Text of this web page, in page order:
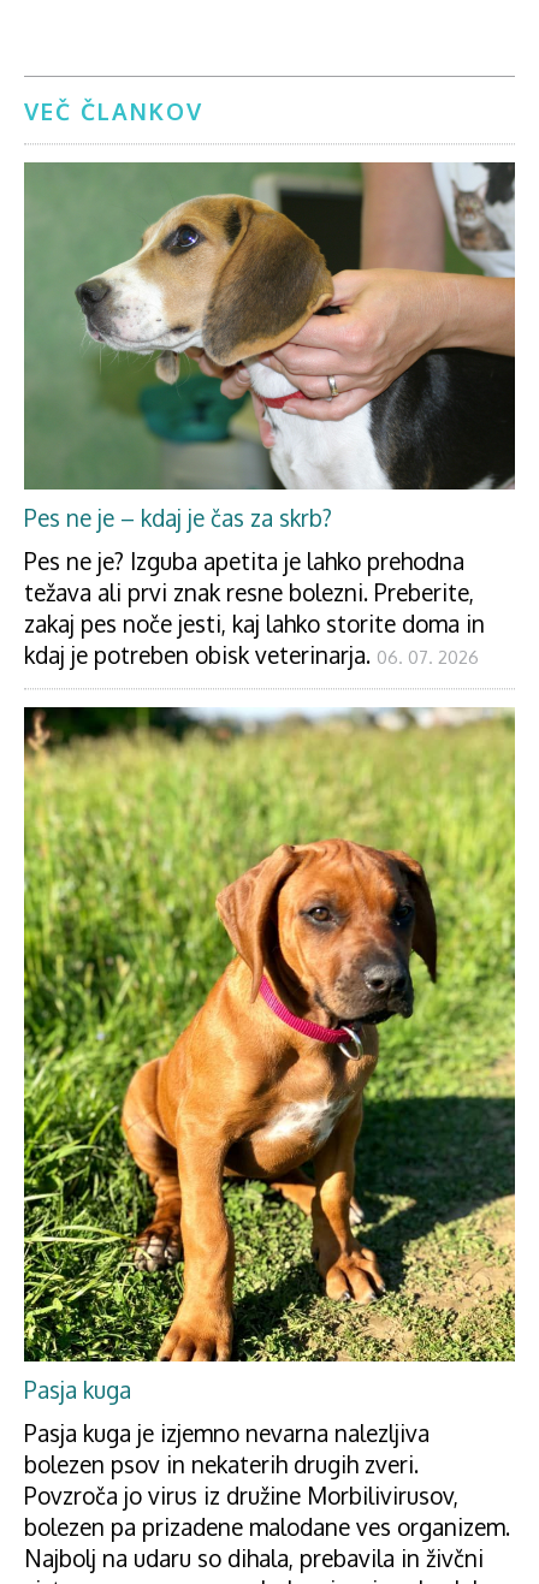
VEČ ČLANKOV
Pes ne je – kdaj je čas za skrb?
Pes ne je? Izguba apetita je lahko prehodna
težava ali prvi znak resne bolezni. Preberite,
zakaj pes noče jesti, kaj lahko storite doma in
kdaj je potreben obisk veterinarja. 06. 07. 2026
Pasja kuga
Pasja kuga je izjemno nevarna nalezljiva
bolezen psov in nekaterih drugih zveri.
Povzroča jo virus iz družine Morbilivirusov,
bolezen pa prizadene malodane ves organizem.
Najbolj na udaru so dihala, prebavila in živčni